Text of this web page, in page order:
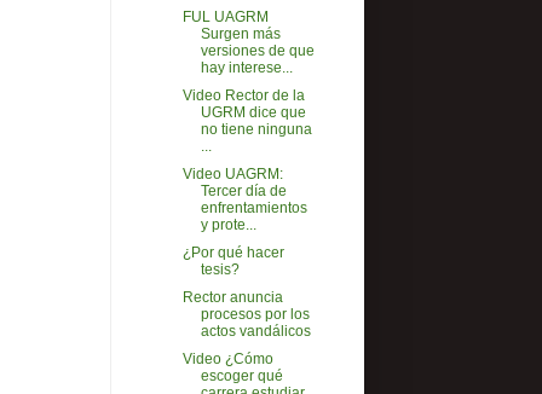
FUL UAGRM
Surgen más
versiones de que
hay interese...
Video Rector de la
UGRM dice que
no tiene ninguna
...
Video UAGRM:
Tercer día de
enfrentamientos
y prote...
¿Por qué hacer
tesis?
Rector anuncia
procesos por los
actos vandálicos
Video ¿Cómo
escoger qué